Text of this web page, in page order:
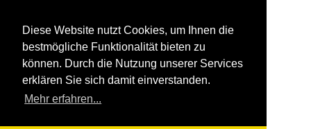
Diese Website nutzt Cookies, um Ihnen die
bestmögliche Funktionalität bieten zu
können. Durch die Nutzung unserer Services
erklären Sie sich damit einverstanden.
Mehr erfahren...